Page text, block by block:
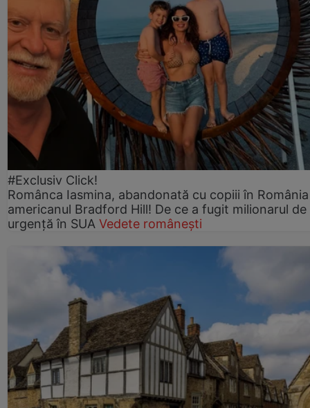
#Exclusiv Click!
Românca Iasmina, abandonată cu copiii în
americanul Bradford Hill! De ce a fugit milionarul de
urgență în SUA Vedete românești